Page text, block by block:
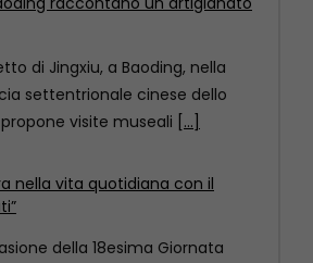
della 18esima Giornata
del fitness in Cina, scoprite
“circuito del[...]
torce illumina le risaie
della notte, le risaie terrazzate